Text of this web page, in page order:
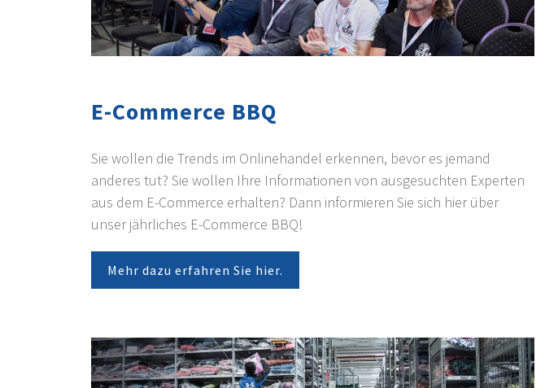
E-Commerce BBQ
Sie wollen die Trends im Onlinehandel erkennen, bevor es jemand
anderes tut? Sie wollen Ihre Informationen von ausgesuchten Experten
aus dem E-Commerce erhalten? Dann informieren Sie sich hier über
unser jährliches E-Commerce BBQ!
Mehr dazu erfahren Sie hier.